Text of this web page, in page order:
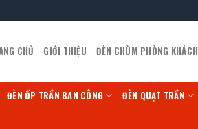
CHỦ GIỚI THIỆU ĐÈN CHÙM PHÒNG KHÁCH
ĐÈN ỐP TRẦN BAN CÔNG ĐÈN QUẠT TRẦN